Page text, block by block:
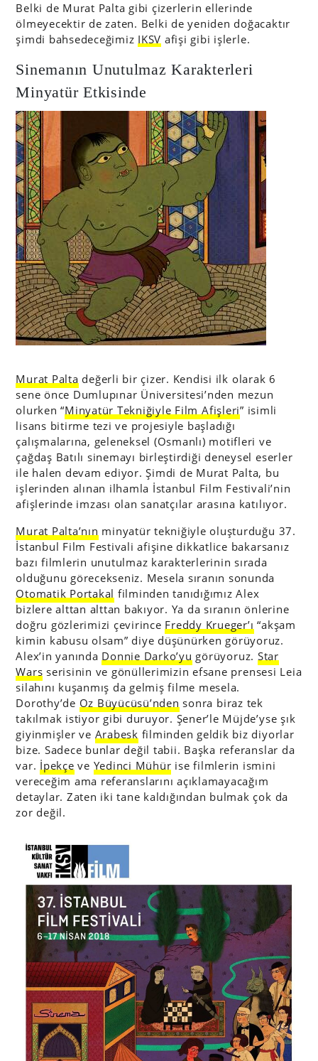
Belki de Murat Palta gibi çizerlerin ellerinde
ölmeyecektir de zaten. Belki de yeniden doğacaktır
şimdi bahsedeceğimiz IKSV afişi gibi işlerle.
Sinemanın Unutulmaz Karakterleri
Minyatür Etkisinde
Murat Palta değerli bir çizer. Kendisi ilk olarak 6
sene önce Dumlupınar Üniversitesi’nden mezun
olurken“Minyatür Tekniğiyle Film Afişleri” isimli
lisans bitirme tezi ve projesiyle başladığı
çalışmalarına, geleneksel (Osmanlı) motifleri ve
çağdaş Batılı sinemayı birleştirdiği deneysel eserler
ile halen devam ediyor. Şimdi de Murat Palta, bu
işlerinden alınan ilhamla İstanbul Film Festivali’nin
afişlerinde imzası olan sanatçılar arasına katılıyor.
Murat Palta’nın minyatür tekniğiyle oluşturduğu 37.
İstanbul Film Festivali afişine dikkatlice bakarsanız
bazı filmlerin unutulmaz karakterlerinin sırada
olduğunu görecekseniz. Mesela sıranın sonunda
Otomatik Portakal filminden tanıdığımız Alex
bizlere alttan alttan bakıyor. Ya da sıranın önlerine
doğru gözlerimizi çevirince Freddy Krueger’ı “akşam
kimin kabusu olsam” diye düşünürken görüyoruz.
Alex’in yanında Donnie Darko’yu görüyoruz. Star
Wars serisinin ve gönüllerimizin efsane prensesi Leia
silahını kuşanmış da gelmiş filme mesela.
Dorothy’de Oz Büyücüsü’nden sonra biraz tek
takılmak istiyor gibi duruyor. Şener’le Müjde’yse şık
giyinmişler ve Arabesk filminden geldik biz diyorlar
bize. Sadece bunlar değil tabii. Başka referanslar da
var. İpekçe ve Yedinci Mühür ise filmlerin ismini
vereceğim ama referanslarını açıklamayacağım
detaylar. Zaten iki tane kaldığından bulmak çok da
zor değil.